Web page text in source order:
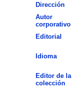
Dirección
Autor
corporativo
Editorial
Idioma
Editor de la
colección